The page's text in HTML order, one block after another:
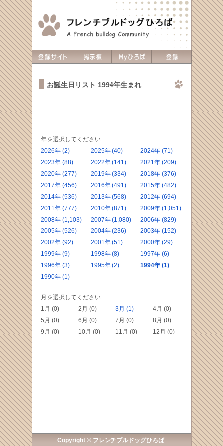
お誕生日リスト 1994年生まれ
年を選択してください:
2026年 (2)
2025年 (40)
2024年 (71)
2023年 (88)
2022年 (141)
2021年 (209)
2020年 (277)
2019年 (334)
2018年 (376)
2017年 (456)
2016年 (491)
2015年 (482)
2014年 (536)
2013年 (568)
2012年 (694)
2011年 (777)
2010年 (871)
2009年 (1,051)
2008年 (1,103)
2007年 (1,080)
2006年 (829)
2005年 (526)
2004年 (236)
2003年 (152)
2002年 (92)
2001年 (51)
2000年 (29)
1999年 (9)
1998年 (8)
1997年 (6)
1996年 (3)
1995年 (2)
1994年 (1)
1990年 (1)
月を選択してください:
1月 (0)
2月 (0) 3月 (1)
4月 (0)
5月 (0)
6月 (0) 7月 (0)
8月 (0)
9月 (0)
10月 (0) 11月 (0) 12月 (0)
Copyright © フレンチブルドッグひろば